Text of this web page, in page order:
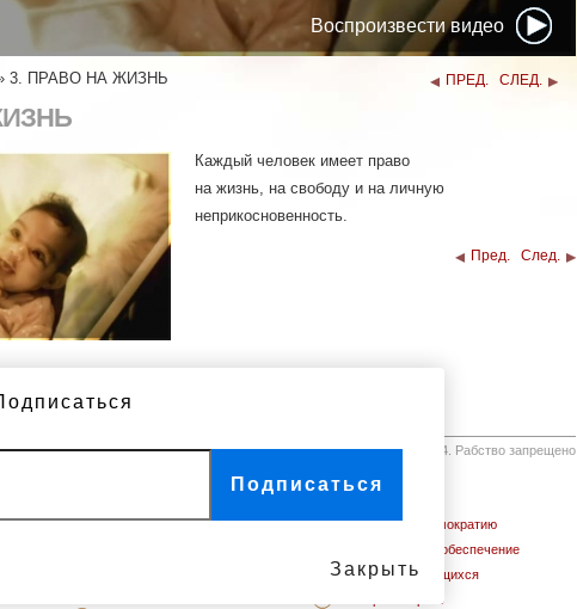
Воспроизвести видео
3. ПРАВО НА ЖИЗНЬ ПРЕД. СЛЕД.
Каждый человек имеет право
на жизнь, на свободу и на личную
неприкосновенность.
Пред. След.
4. Рабство запрещено
11. Мы не виновны, пока не
21. Право на демократию
22. Социальное обеспечение
23. Права трудящихся
24. Право играть
Подписаться
Закрыть